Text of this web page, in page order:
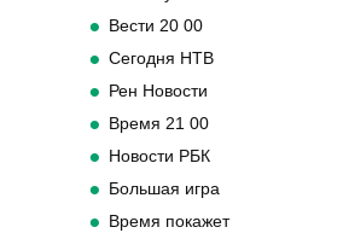
Вести 20 00
Сегодня НТВ
Рен Новости
Время 21 00
Новости РБК
Большая игра
Время покажет